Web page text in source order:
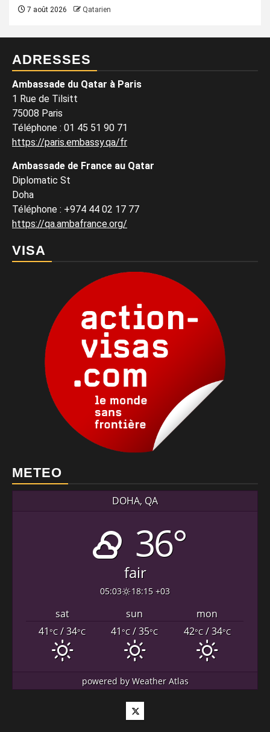
7 août 2026 Qatarien
ADRESSES
Ambassade du Qatar à Paris
1 Rue de Tilsitt
75008 Paris
Téléphone : 01 45 51 90 71
https://paris.embassy.qa/fr
Ambassade de France au Qatar
Diplomatic St
Doha
Téléphone : +974 44 02 17 77
https://qa.ambafrance.org/
VISA
METEO
DOHA, QA
36°
fair
05:03 18:15 +03
sat sun
mon
41°C/ 34°C 41°C/ 35°C 42°C/ 34°C
powered byWeather Atlas
Twitter